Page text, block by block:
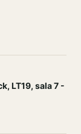
LT19, sala 7 -